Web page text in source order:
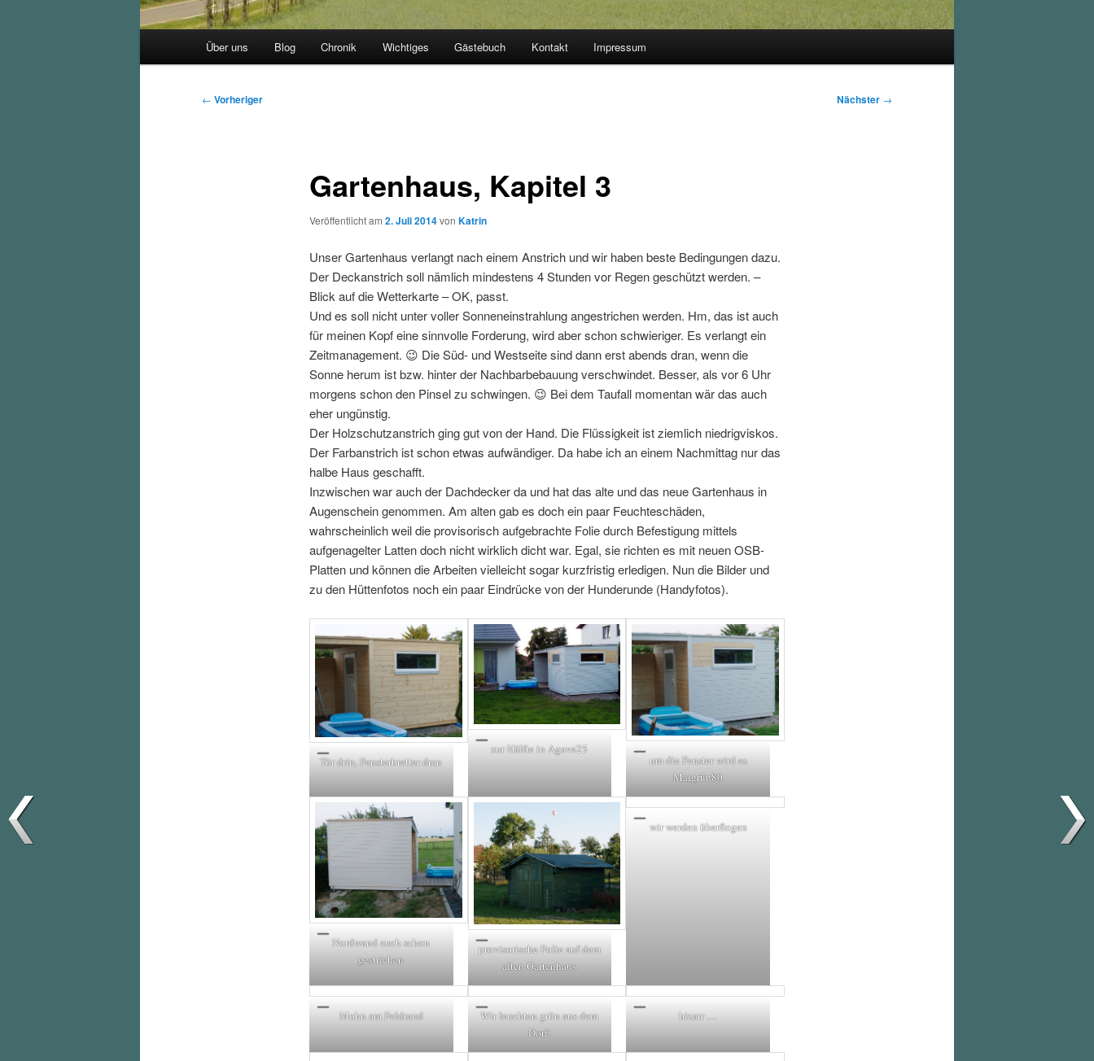
Über uns Blog Chronik Wichtiges Gästebuch Kontakt Impressum
Beitragsnavigation
← Vorheriger Nächster →
Gartenhaus, Kapitel 3
Veröffentlicht am 2. Juli 2014von Katrin
Unser Gartenhaus verlangt nach einem Anstrich und wir haben beste Bedingungen dazu.
Der Deckanstrich soll nämlich mindestens 4 Stunden vor Regen geschützt werden. –
Blick auf die Wetterkarte – OK, passt.
Und es soll nicht unter voller Sonneneinstrahlung angestrichen werden. Hm, das ist auch
für meinen Kopf eine sinnvolle Forderung, wird aber schon schwieriger. Es verlangt ein
Zeitmanagement. 😉 Die Süd- und Westseite sind dann erst abends dran, wenn die
Sonne herum ist bzw. hinter der Nachbarbebauung verschwindet. Besser, als vor 6 Uhr
morgens schon den Pinsel zu schwingen. 😉 Bei dem Taufall momentan wär das auch
eher ungünstig.
Der Holzschutzanstrich ging gut von der Hand. Die Flüssigkeit ist ziemlich niedrigviskos.
Der Farbanstrich ist schon etwas aufwändiger. Da habe ich an einem Nachmittag nur das
halbe Haus geschafft.
Inzwischen war auch der Dachdecker da und hat das alte und das neue Gartenhaus in
Augenschein genommen. Am alten gab es doch ein paar Feuchteschäden,
wahrscheinlich weil die provisorisch aufgebrachte Folie durch Befestigung mittels
aufgenagelter Latten doch nicht wirklich dicht war. Egal, sie richten es mit neuen OSB-
Platten und können die Arbeiten vielleicht sogar kurzfristig erledigen. Nun die Bilder und
zu den Hüttenfotos noch ein paar Eindrücke von der Hunderunde (Handyfotos).
Tür drin, Fensterbretter dran
zur Hälfte in Agave25
um die Fenster wird es
Maigrün80
Nordwand auch schon
gestrichen
provisorische Folie auf dem
alten Gartenhaus
wir werden überflogen
Mohn am Feldrand
Wir leuchten grün aus dem
Dorf.
bizarr …